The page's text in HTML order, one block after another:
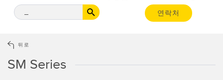
연락처
센서 측정 솔루션
조명 및 표시기
기계 안전
산업용 무선
MONITORING SOLUTIONS
신제품 SNAP SIGNAL
액세서리
IIOT 및 스마트 팩토리
스마트 센서
장비 보호
PICK-TO-LIGHT
PREDICTIVE MAINTENANCE
RADAR APPLICATIONS
뒤로
SM Series